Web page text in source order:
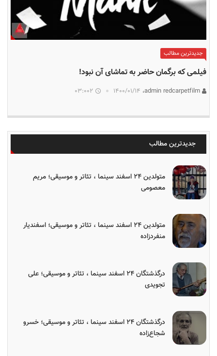
جدیدترین مطالب
فیلمی که برگمان حاضر به تماشای آن نبود!
۱۴۰۰/۰۱/۱۴ 03:002
جدیدترین مطالب
متولدین ۲۴ اسفند سینما ، تئاتر و موسیقی؛ مریم
معصومی
متولدین ۲۴ اسفند سینما ، تئاتر و موسیقی؛ اسفندیار
منفردزاده
درگذشتگان ۲۴ اسفند سینما ، تئاتر و موسیقی؛ علی
تجویدی
درگذشتگان ۲۴ اسفند سینما ، تئاتر و موسیقی؛ خسرو
شجاع‌زاده